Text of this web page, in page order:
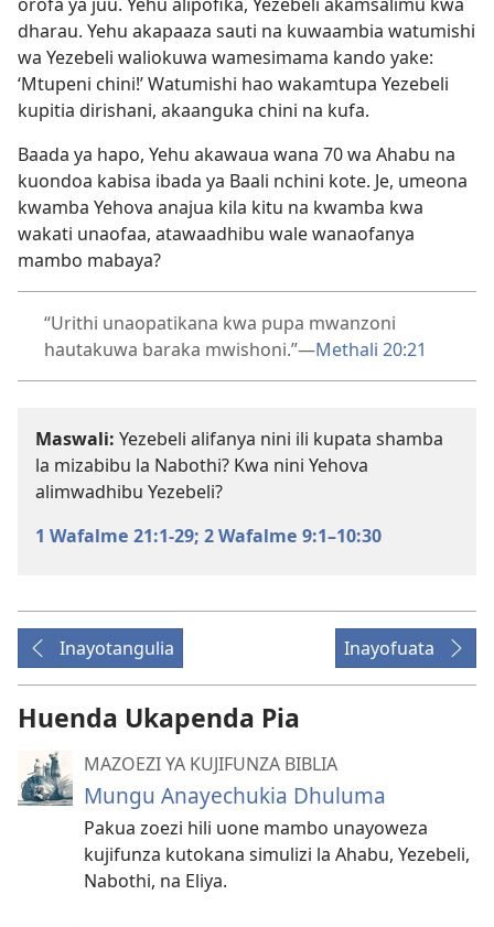
dharau. Yehu akapaaza sauti na kuwaambia watumishi
wa Yezebeli waliokuwa wamesimama kando yake:
‘Mtupeni chini!’ Watumishi hao wakamtupa Yezebeli
kupitia dirishani, akaanguka chini na kufa.
Baada ya hapo, Yehu akawaua wana 70 wa Ahabu na
kuondoa kabisa ibada ya Baali nchini kote. Je, umeona
kwamba Yehova anajua kila kitu na kwamba kwa
wakati unaofaa, atawaadhibu wale wanaofanya
mambo mabaya?
“Urithi unaopatikana kwa pupa mwanzoni
hautakuwa baraka mwishoni.”—Methali 20:21
Maswali: Yezebeli alifanya nini ili kupata shamba
la mizabibu la Nabothi? Kwa nini Yehova
alimwadhibu Yezebeli?
1 Wafalme 21:1-29; 2 Wafalme 9:1–10:30
Inayotangulia Inayofuata
Huenda Ukapenda Pia
MAZOEZI YA KUJIFUNZA BIBLIA
Mungu Anayechukia Dhuluma
Pakua zoezi hili uone mambo unayoweza
kujifunza kutokana simulizi la Ahabu, Yezebeli,
Nabothi, na Eliya.